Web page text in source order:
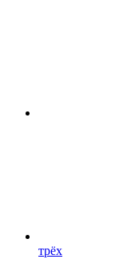
трёх